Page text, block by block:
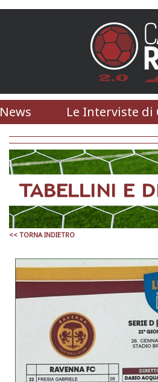
News Le Interviste di
<< TORNA INDIETRO